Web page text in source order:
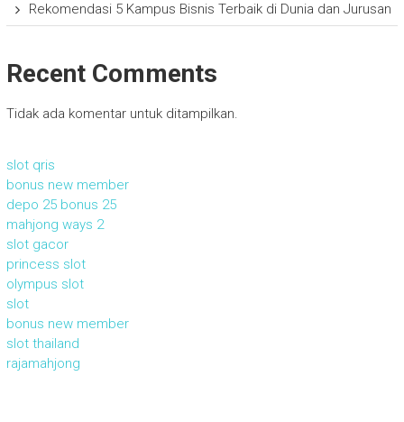
Rekomendasi 5 Kampus Bisnis Terbaik di Dunia dan Jurusan
Recent Comments
Tidak ada komentar untuk ditampilkan.
slot qris
bonus new member
depo 25 bonus 25
mahjong ways 2
slot gacor
princess slot
olympus slot
slot
bonus new member
slot thailand
rajamahjong